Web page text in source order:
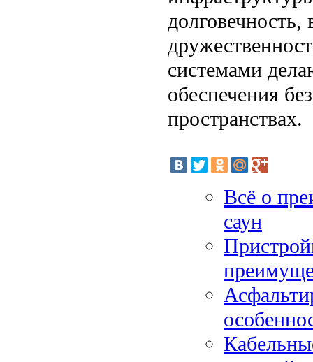
долговечность,
системами
обеспечения
пространствах.
Всё о
саун